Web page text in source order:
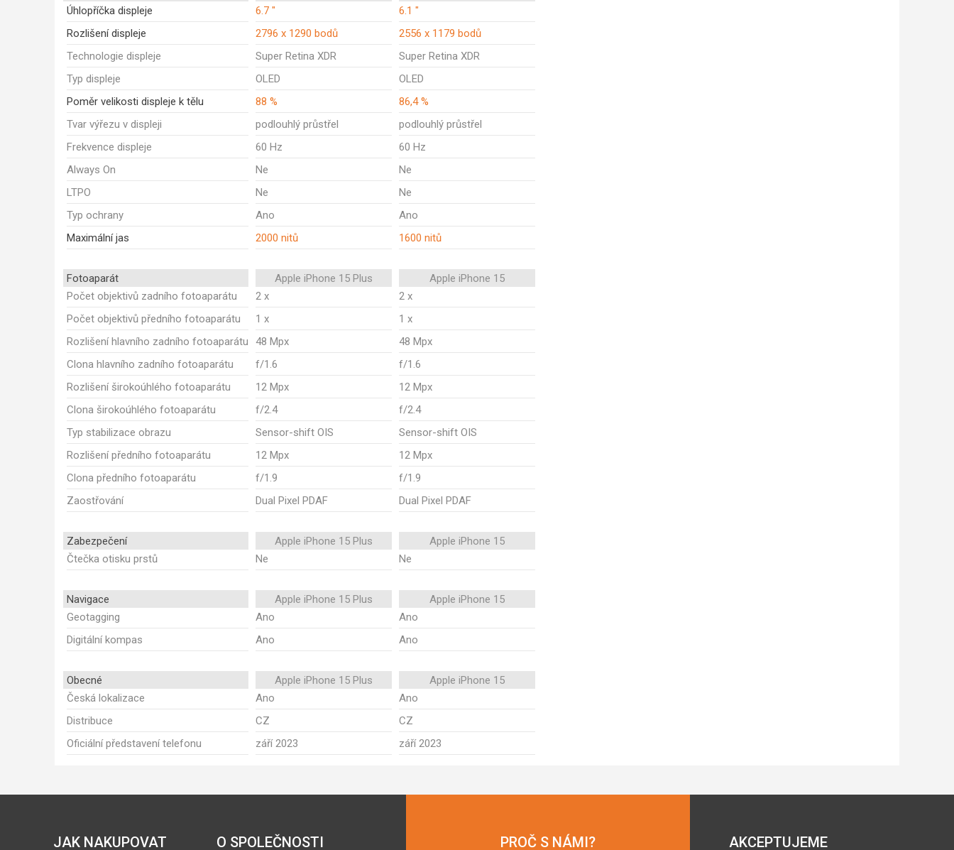
Úhlopříčka displeje
6.7 "
6.1 "
Rozlišení displeje
2796 x 1290 bodů
2556 x 1179 bodů
Technologie displeje
Super Retina XDR
Super Retina XDR
Typ displeje
OLED
OLED
Poměr velikosti displeje k tělu
88 %
86,4 %
Tvar výřezu v displeji
podlouhlý průstřel
podlouhlý průstřel
Frekvence displeje
60 Hz
60 Hz
Always On
Ne
Ne
LTPO
Ne
Ne
Typ ochrany
Ano
Ano
Maximální jas
2000 nitů 1600 nitů
Fotoaparát Apple iPhone 15 Plus
Apple iPhone 15
Počet objektivů zadního fotoaparátu
2 x
2 x
Počet objektivů předního fotoaparátu
1 x
1 x
Rozlišení hlavního zadního fotoaparátu
48 Mpx
48 Mpx
Clona hlavního zadního fotoaparátu
f/1.6
f/1.6
Rozlišení širokoúhlého fotoaparátu
12 Mpx
12 Mpx
Clona širokoúhlého fotoaparátu
f/2.4
f/2.4
Typ stabilizace obrazu
Sensor-shift OIS
Sensor-shift OIS
Rozlišení předního fotoaparátu
12 Mpx
12 Mpx
Clona předního fotoaparátu
f/1.9
f/1.9
Zaostřování
Dual Pixel PDAF Dual Pixel PDAF
Zabezpečení Apple iPhone 15 Plus
Apple iPhone 15
Čtečka otisku prstů
Ne Ne
Navigace Apple iPhone 15 Plus
Apple iPhone 15
Geotagging
Ano
Ano
Digitální kompas
Ano Ano
Obecné Apple iPhone 15 Plus
Apple iPhone 15
Česká lokalizace
Ano
Ano
Distribuce
CZ
CZ
Oficiální představení telefonu
září 2023 září 2023
JAK NAKUPOVAT O SPOLEČNOSTI PROČ S NÁMI? AKCEPTUJEME